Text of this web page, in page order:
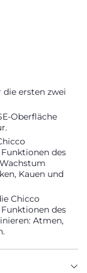
die ersten zwei
Oberfläche
des
Kauen und
Chicco
des
Atmen,